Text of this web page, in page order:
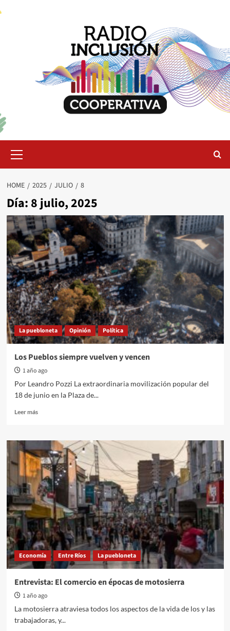
Menu
HOME 2025 JULIO 8
Día: 8 julio, 2025
La puebloneta Opinión Política
Los Pueblos siempre vuelven y vencen
1 año ago
Por Leandro Pozzi La extraordinaria movilización popular del
18 de junio en la Plaza de...
Leer másRead
Los
Pueblos
siempre
vuelven
vencen
Economía Entre Ríos La puebloneta
Entrevista: El comercio en épocas de motosierra
1 año ago
La motosierra atraviesa todos los aspectos de la vida de los y las
trabajadoras, y...